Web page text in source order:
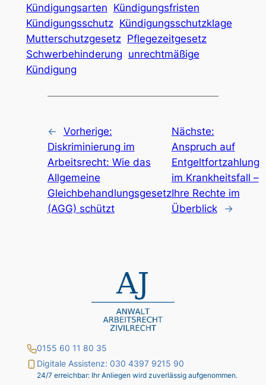
Kündigungsarten Kündigungsfristen
Kündigungsschutz Kündigungsschutzklage
Mutterschutzgesetz Pflegezeitgesetz
Schwerbehinderung unrechtmäßige
Kündigung
←
Vorherige:
Diskriminierung im
Arbeitsrecht: Wie das
Allgemeine
Gleichbehandlungsgesetz
(AGG) schützt
Nächste:
Anspruch auf
Entgeltfortzahlung
im Krankheitsfall –
Ihre Rechte im
Überblick
→
0155 60 11 80 35
Digitale Assistenz: 030 4397 9215 90
24/7 erreichbar: Ihr Anliegen wird zuverlässig aufgenommen.